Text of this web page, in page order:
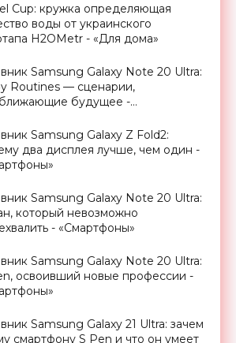
Cup: кружка определяющая
воды от украинского
H2OMetr - «Для дома»
Samsung Galaxy Note 20 Ultra:
Routines — сценарии,
будущее -
Samsung Galaxy Z Fold2:
два дисплея лучше, чем один -
Samsung Galaxy Note 20 Ultra:
который невозможно
- «Смартфоны»
Samsung Galaxy Note 20 Ultra:
освоивший новые профессии -
Samsung Galaxy 21 Ultra: зачем
смартфону S Pen и что он умеет